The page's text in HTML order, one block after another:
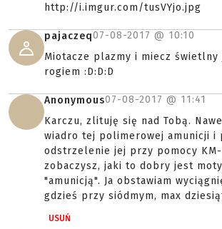
http://i.imgur.com/tusVYjo.jpg
pajaczeq07-08-2017 @ 10:10
Miotacze plazmy i miecz świetlny
rogiem :D:D:D
Anonymous07-08-2017 @ 11:41
Karczu, zlituję się nad Tobą.
wiadro tej polimerowej amunicji i
odstrzelenie jej przy pomocy
zobaczysz, jaki to dobry jest
"amunicją". Ja obstawiam
gdzieś przy siódmym, max
USUŃ